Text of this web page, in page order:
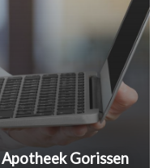
Gorissen